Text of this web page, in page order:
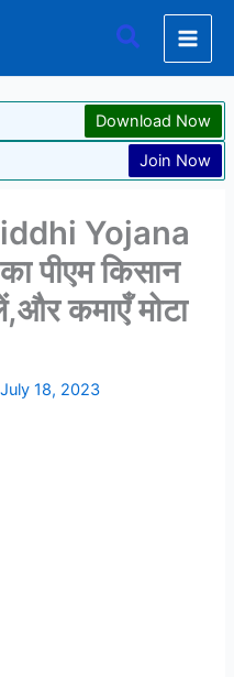
Search
Download Now
Join Now
Yojana
पीएम किसान
कमाएँ मोटा
July 18, 2023